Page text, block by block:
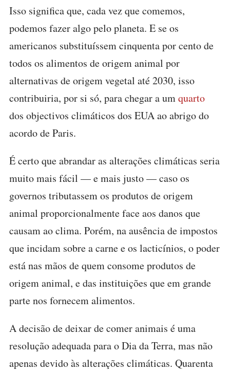
Isso significa que, cada vez que comemos,
podemos fazer algo pelo planeta. E se os
americanos substituíssem cinquenta por cento de
todos os alimentos de origem animal por
alternativas de origem vegetal até 2030, isso
contribuiria, por si só, para chegar a umquarto
dos objectivos climáticos dos EUA ao abrigo do
acordo de Paris.
É certo que abrandar as alterações climáticas seria
muito mais fácil — e mais justo — caso os
governos tributassem os produtos de origem
animal proporcionalmente face aos danos que
causam ao clima. Porém, na ausência de impostos
que incidam sobre a carne e os lacticínios, o poder
está nas mãos de quem consome produtos de
origem animal, e das instituições que em grande
parte nos fornecem alimentos.
A decisão de deixar de comer animais é uma
resolução adequada para o Dia da Terra, mas não
apenas devido às alterações climáticas. Quarenta